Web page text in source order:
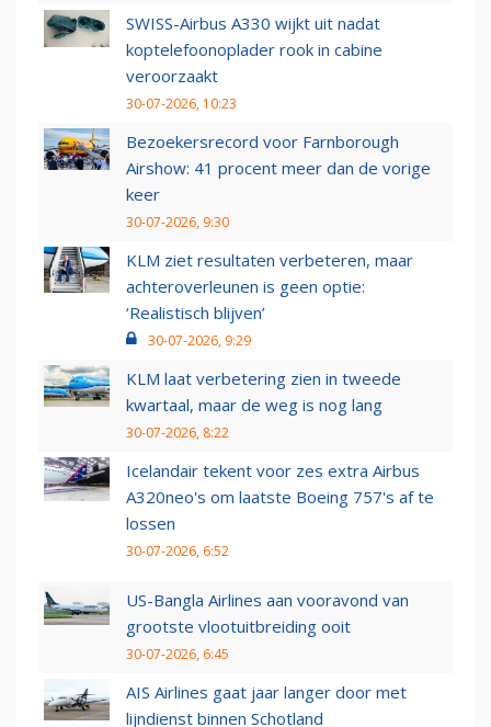
SWISS-Airbus A330 wijkt uit nadat
koptelefoonoplader rook in cabine
veroorzaakt
30-07-2026, 10:23
Bezoekersrecord voor Farnborough
Airshow: 41 procent meer dan de vorige
keer
30-07-2026, 9:30
KLM ziet resultaten verbeteren, maar
achteroverleunen is geen optie:
‘Realistisch blijven’
30-07-2026, 9:29
KLM laat verbetering zien in tweede
kwartaal, maar de weg is nog lang
30-07-2026, 8:22
Icelandair tekent voor zes extra Airbus
A320neo's om laatste Boeing 757's af te
lossen
30-07-2026, 6:52
US-Bangla Airlines aan vooravond van
grootste vlootuitbreiding ooit
30-07-2026, 6:45
AIS Airlines gaat jaar langer door met
lijndienst binnen Schotland